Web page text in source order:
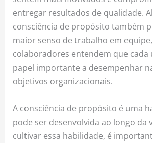
entregar resultados de qualidade.
consciência de propósito também
maior senso de trabalho em
colaboradores entendem que cada
papel importante a desempenhar
objetivos organizacionais.
A consciência de propósito é uma
pode ser desenvolvida ao longo da
cultivar essa habilidade, é